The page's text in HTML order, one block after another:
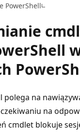
PowerShell
polega na
na
cmdlet blokuje